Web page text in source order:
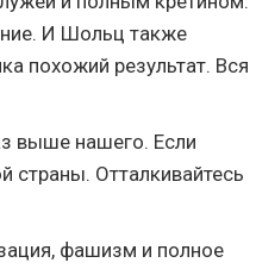
И Шольц также
похожий результат. Вся
выше нашего. Если
страны. Отталкивайтесь
фашизм и полное